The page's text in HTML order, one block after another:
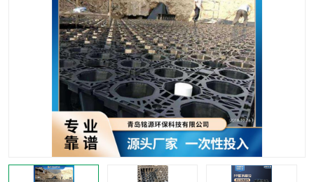
加压泵房/灌溉泵房 一体化预制泵站
不锈钢浮筒阀 真空冲洗装置
雨水收集回用装置 门式冲洗装置
智能一体化灌溉泵房 一体化污水处理泵房
水面垃圾清理装置 浅层砂过滤装置